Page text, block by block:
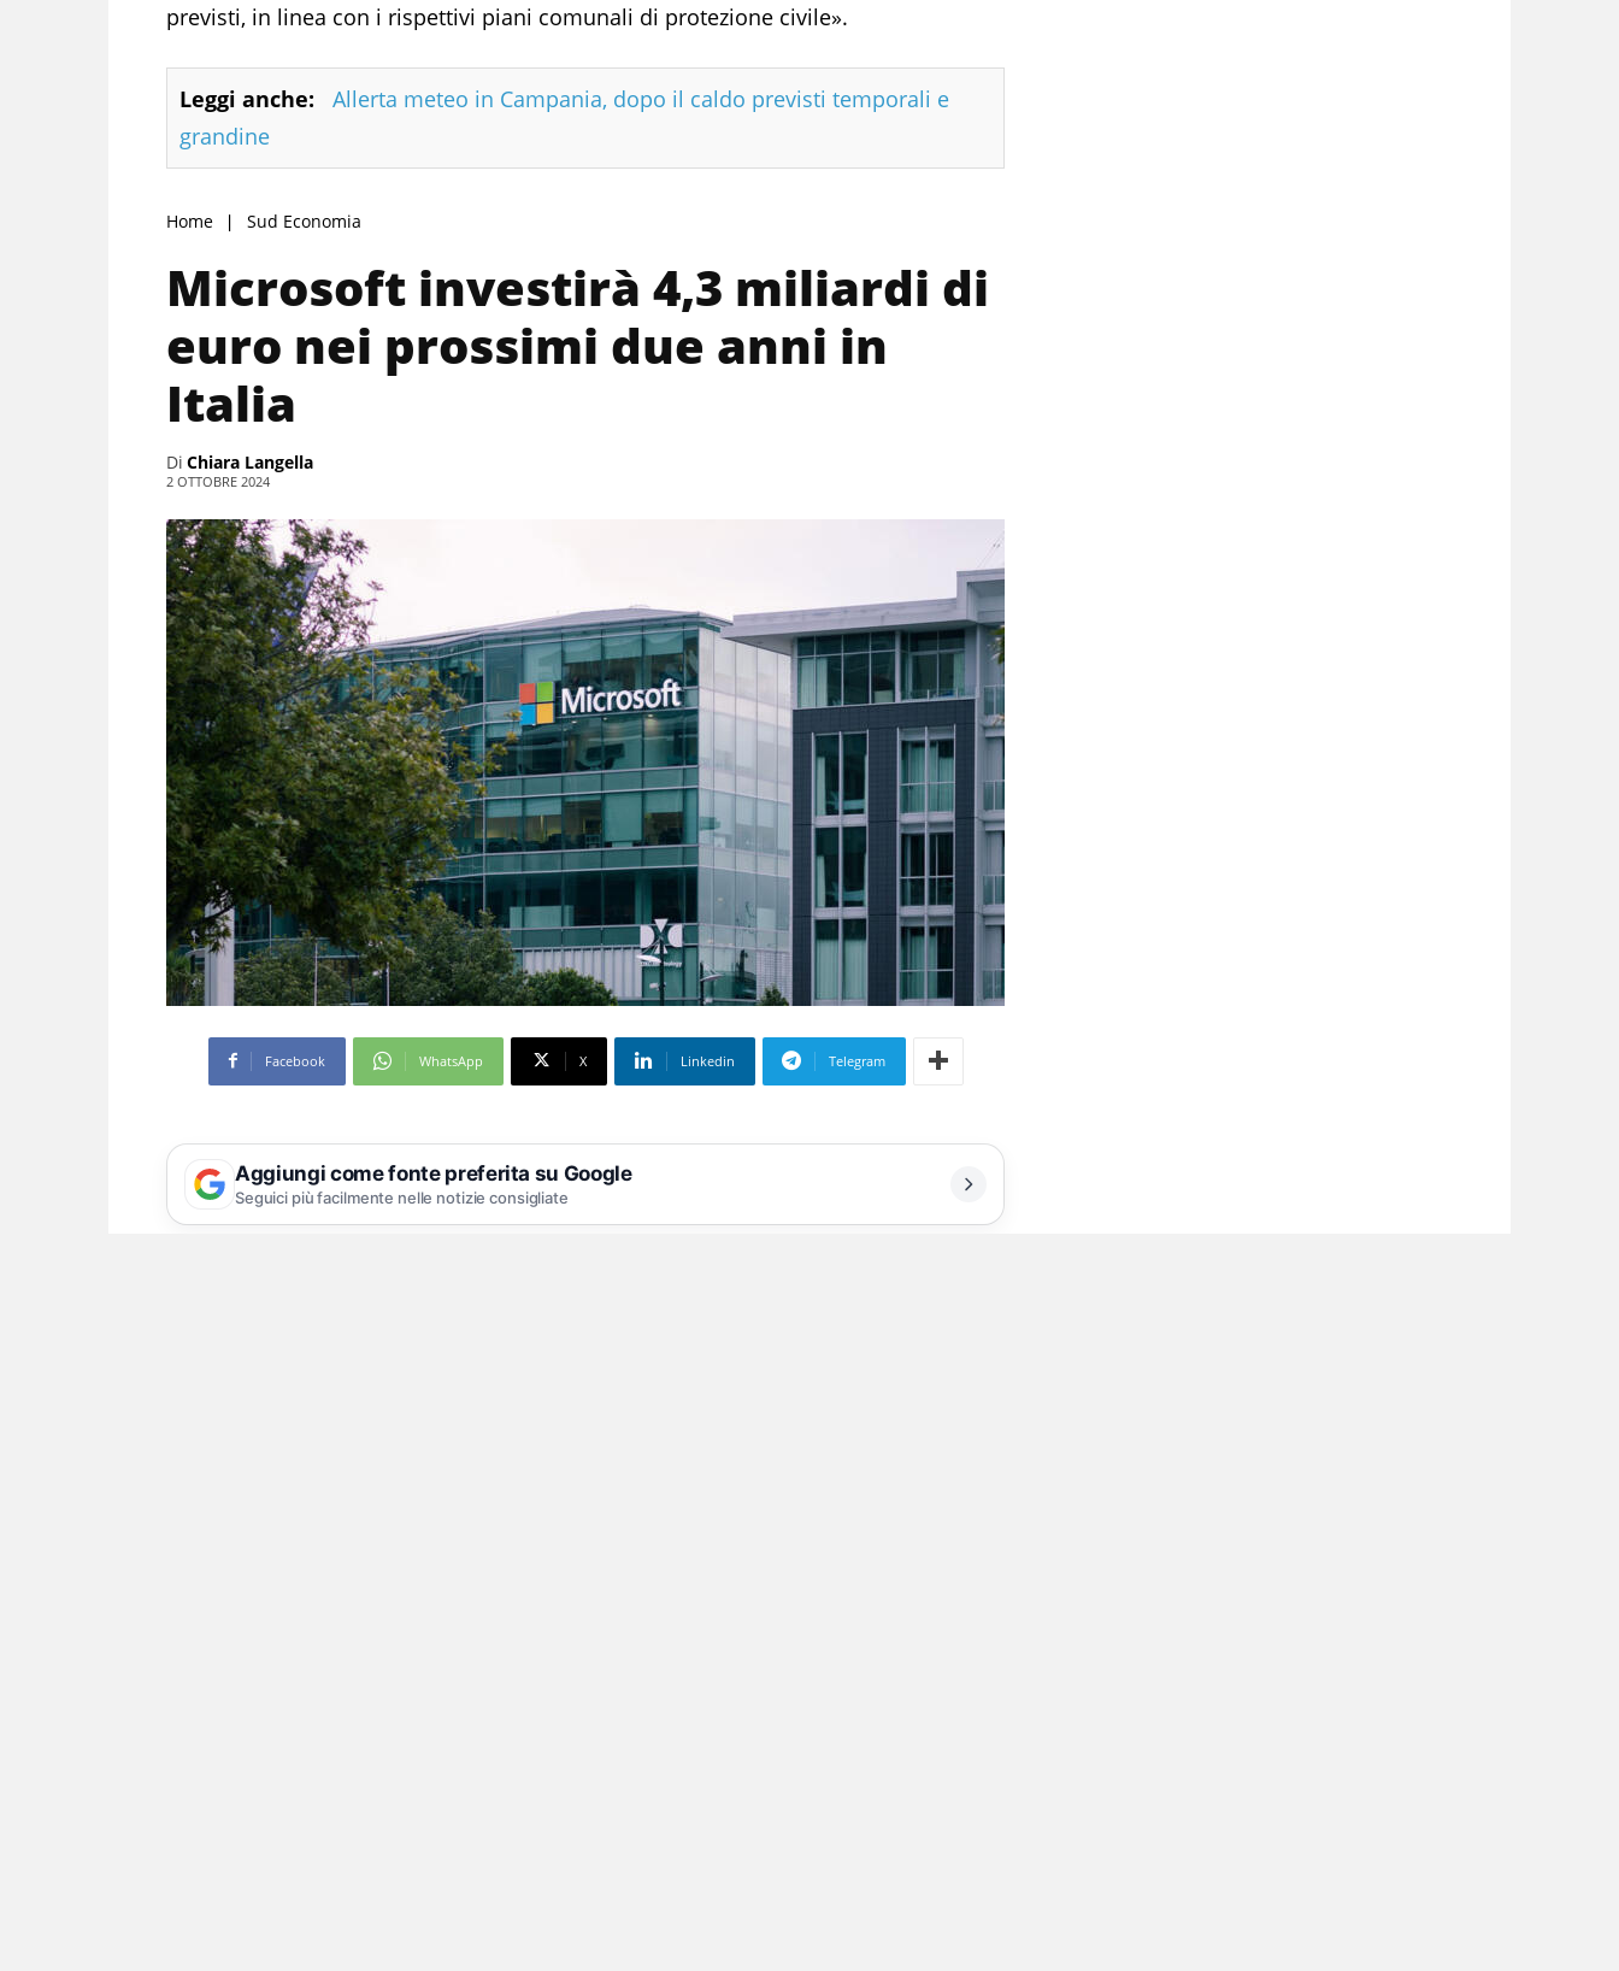
previsti, in linea con i rispettivi piani comunali di protezione civile».
Leggi anche:
Allerta meteo in Campania, dopo il caldo previsti temporali e
grandine
Home Sud Economia
Microsoft investirà 4,3 miliardi di
euro nei prossimi due anni in
Italia
Di Chiara Langella
2 OTTOBRE 2024
Facebook WhatsApp X Linkedin Telegram
Aggiungi come fonte preferita su Google
Seguici più facilmente nelle notizie consigliate